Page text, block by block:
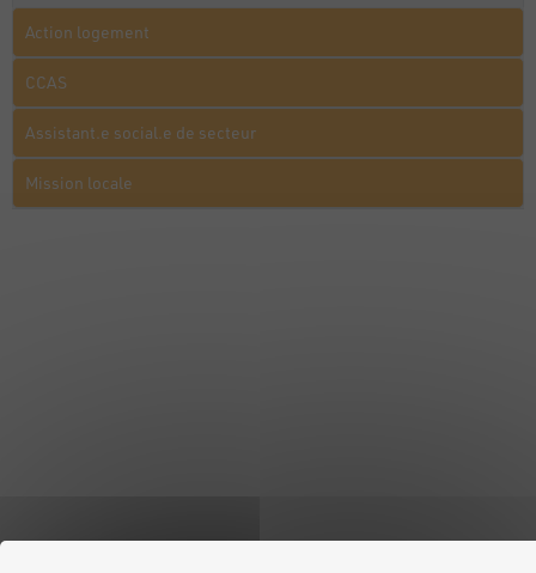
Action logement
CCAS
Assistant.e social.e de secteur
Mission locale